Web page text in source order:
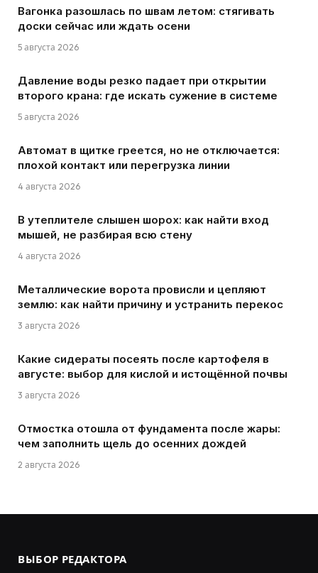
Вагонка разошлась по швам летом: стягивать
доски сейчас или ждать осени
5 августа 2026
Давление воды резко падает при открытии
второго крана: где искать сужение в системе
5 августа 2026
Автомат в щитке греется, но не отключается:
плохой контакт или перегрузка линии
4 августа 2026
В утеплителе слышен шорох: как найти вход
мышей, не разбирая всю стену
4 августа 2026
Металлические ворота провисли и цепляют
землю: как найти причину и устранить перекос
3 августа 2026
Какие сидераты посеять после картофеля в
августе: выбор для кислой и истощённой почвы
3 августа 2026
Отмостка отошла от фундамента после жары:
чем заполнить щель до осенних дождей
2 августа 2026
ВЫБОР РЕДАКТОРА